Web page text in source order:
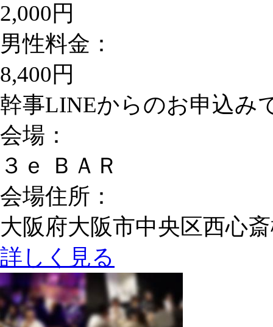
2,000円
男性料金：
8,400円
幹事LINEからのお申込み
会場：
３ｅ ＢＡＲ
会場住所：
大阪府大阪市中央区西心
詳しく見る